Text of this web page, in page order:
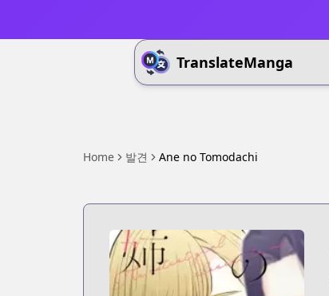
TranslateManga
Home 발견 Ane no Tomodachi